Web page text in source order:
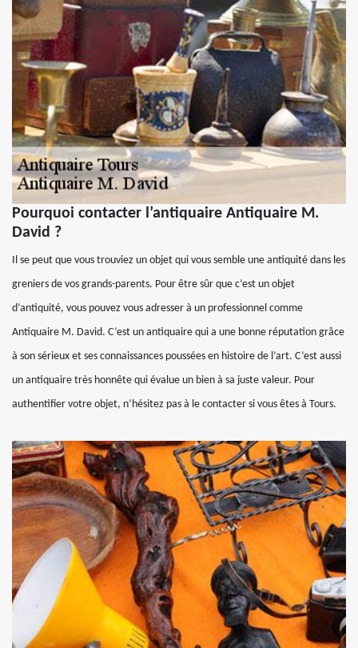
Pourquoi contacter l’antiquaire Antiquaire M.
David ?
Il se peut que vous trouviez un objet qui vous semble une antiquité dans les
greniers de vos grands-parents. Pour être sûr que c’est un objet
d’antiquité, vous pouvez vous adresser à un professionnel comme
Antiquaire M. David. C’est un antiquaire qui a une bonne réputation grâce
à son sérieux et ses connaissances poussées en histoire de l’art. C’est aussi
un antiquaire très honnête qui évalue un bien à sa juste valeur. Pour
authentifier votre objet, n’hésitez pas à le contacter si vous êtes à Tours.